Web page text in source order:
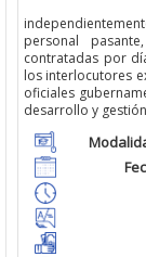
personal
contratadas por
los interlocutores
oficiales
desarrollo y